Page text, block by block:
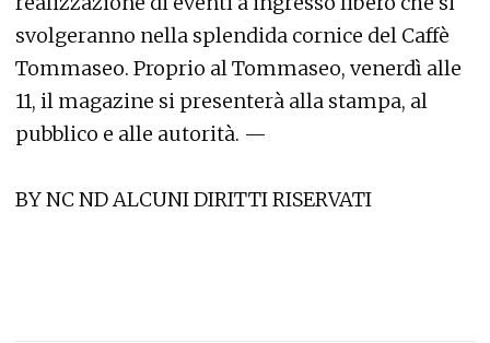
svolgeranno nella splendida cornice del Caffè
Tommaseo. Proprio al Tommaseo, venerdì alle
11, il magazine si presenterà alla stampa, al
pubblico e alle autorità. —
BY NC ND ALCUNI DIRITTI RISERVATI